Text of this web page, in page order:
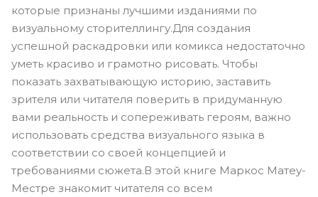
которые признаны лучшими изданиями по
визуальному сторителлингу.Для создания
успешной раскадровки или комикса недостаточно
уметь красиво и грамотно рисовать. Чтобы
показать захватывающую историю, заставить
зрителя или читателя поверить в придуманную
вами реальность и сопереживать героям, важно
использовать средства визуального языка в
соответствии со своей концепцией и
требованиями сюжета.В этой книге Маркос Матеу-
Местре знакомит читателя со всем